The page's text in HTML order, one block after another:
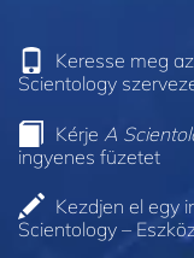
Keresse meg
Scientology
Kérje A
ingyenes füzetet
Kezdjen el egy
Scientology –